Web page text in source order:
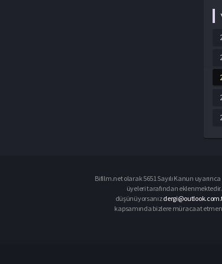
Bifilm.net olarak 5651 Sayılı Kanun
üyeleri tarafından
düşünüyorsanız
kapsamında bizlere müracaat